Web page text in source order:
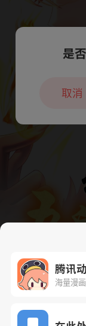
腾讯
海量漫
本章
是
取消